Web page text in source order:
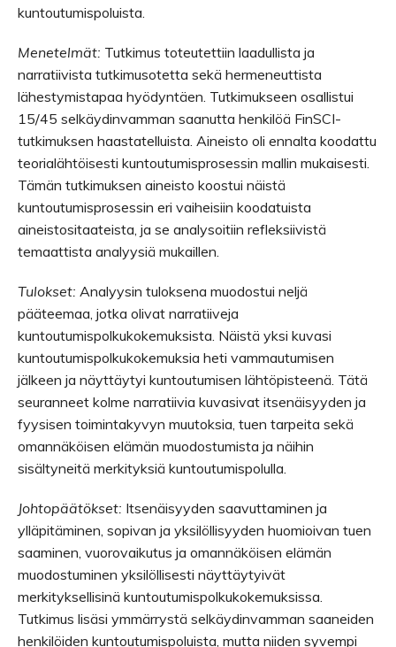
kuntoutumispoluista.
Menetelmät: Tutkimus toteutettiin laadullista ja
narratiivista tutkimusotetta sekä hermeneuttista
lähestymistapaa hyödyntäen. Tutkimukseen osallistui
15/45 selkäydinvamman saanutta henkilöä FinSCI-
tutkimuksen haastatelluista. Aineisto oli ennalta koodattu
teorialähtöisesti kuntoutumisprosessin mallin mukaisesti.
Tämän tutkimuksen aineisto koostui näistä
kuntoutumisprosessin eri vaiheisiin koodatuista
aineistositaateista, ja se analysoitiin refleksiivistä
temaattista analyysiä mukaillen.
Tulokset: Analyysin tuloksena muodostui neljä
pääteemaa, jotka olivat narratiiveja
kuntoutumispolkukokemuksista. Näistä yksi kuvasi
kuntoutumispolkukokemuksia heti vammautumisen
jälkeen ja näyttäytyi kuntoutumisen lähtöpisteenä. Tätä
seuranneet kolme narratiivia kuvasivat itsenäisyyden ja
fyysisen toimintakyvyn muutoksia, tuen tarpeita sekä
omannäköisen elämän muodostumista ja näihin
sisältyneitä merkityksiä kuntoutumispolulla.
Johtopäätökset: Itsenäisyyden saavuttaminen ja
ylläpitäminen, sopivan ja yksilöllisyyden huomioivan tuen
saaminen, vuorovaikutus ja omannäköisen elämän
muodostuminen yksilöllisesti näyttäytyivät
merkityksellisinä kuntoutumispolkukokemuksissa.
Tutkimus lisäsi ymmärrystä selkäydinvamman saaneiden
henkilöiden kuntoutumispoluista, mutta niiden syvempi